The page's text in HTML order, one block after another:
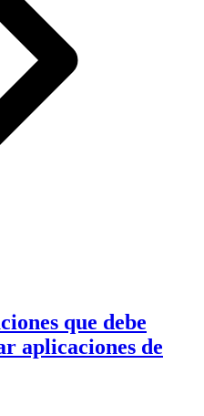
que debe
aplicaciones de